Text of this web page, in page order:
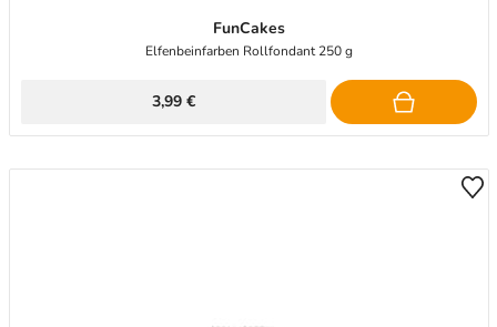
FunCakes
Elfenbeinfarben Rollfondant 250 g
3,99 €